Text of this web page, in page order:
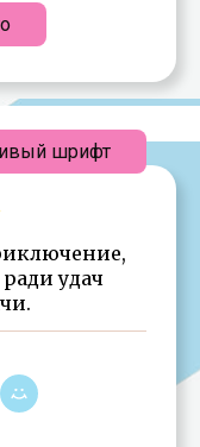
удач
шрифт